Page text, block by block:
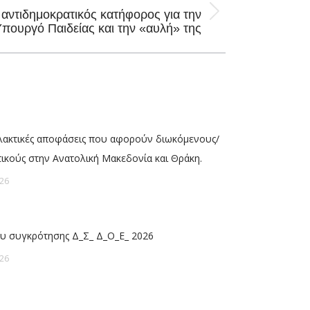
κατήφορος για την
Παιδείας και την «αυλή» της
αποφάσεις που αφορούν διωκόμενους/
στην Ανατολική Μακεδονία και Θράκη.
συγκρότησης Δ_Σ_ Δ_Ο_Ε_ 2026